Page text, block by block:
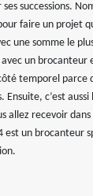
successions.
faire un projet
une somme le
un brocanteur
temporel parce
Ensuite, c’est
allez recevoir
est un brocanteur